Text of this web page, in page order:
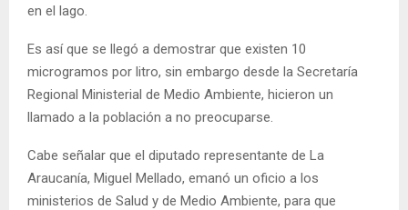
en el lago.
Es así que se llegó a demostrar que existen 10
microgramos por litro, sin embargo desde la Secretaría
Regional Ministerial de Medio Ambiente, hicieron un
llamado a la población a no preocuparse.
Cabe señalar que el diputado representante de La
Araucanía, Miguel Mellado, emanó un oficio a los
ministerios de Salud y de Medio Ambiente, para que